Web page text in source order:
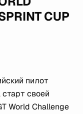
CUP
пилот
своей
World Challenge